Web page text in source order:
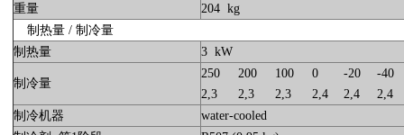
重量
204 kg
制热量 / 制冷量
制热量
3 kW
制冷量
250 200 100 0 -20 -40
2,3
2,3 2,3 2,4 2,4 2,4
制冷机器
water-cooled